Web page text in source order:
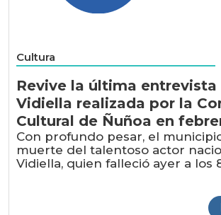
Cultura
Revive la última entrevista
Vidiella realizada por la
Cultural de Ñuñoa en
Con profundo pesar, el
muerte del talentoso actor
Vidiella, quien falleció ayer a los